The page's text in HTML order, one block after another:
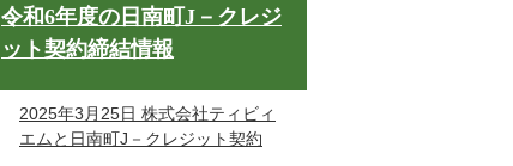
令和6年度の日南町J－クレジ
ット契約締結情報
2025年3月25日 株式会社ティビィ
エムと日南町J－クレジット契約